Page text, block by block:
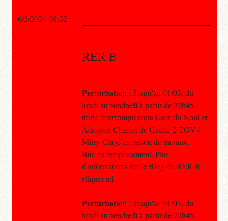
RER B
Perturbation : Jusqu'au 01/03, du
lundi au vendredi à partir de 22h45,
trafic interrompu entre Gare du Nord et
Aéroport Charles de Gaulle 2 TGV /
Mitry-Claye en raison de travaux.
Bus de remplacement. Plus
d'informations sur le Blog du RER B,
cliquer ici.
Perturbation : Jusqu'au 01/03, du
lundi au vendredi à partir de 22h45,
6/2/2024 08:32